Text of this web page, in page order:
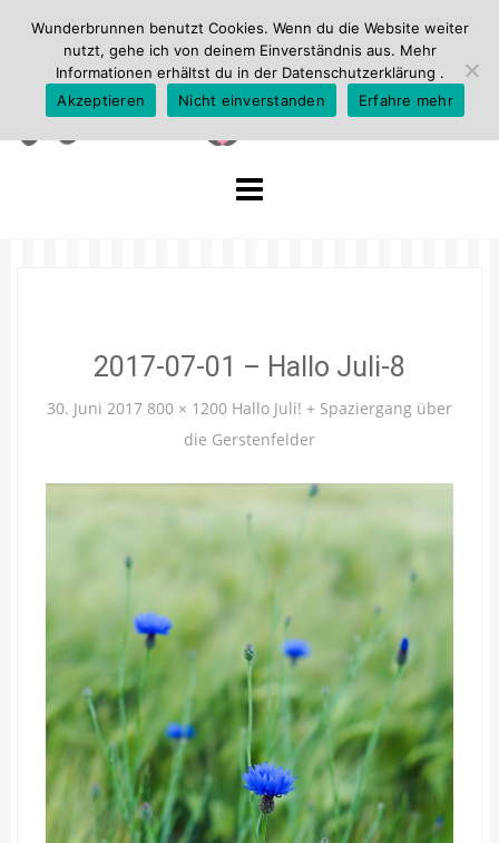
2017-07-01 – Hallo Juli-8
30. Juni 2017 800 × 1200 Hallo Juli! + Spaziergang über
die Gerstenfelder
Wunderbrunnen benutzt Cookies. Wenn du die Website weiter
nutzt, gehe ich von deinem Einverständnis aus. Mehr
Informationen erhältst du in der Datenschutzerklärung .
Akzeptieren
Nicht einverstanden Erfahre mehr